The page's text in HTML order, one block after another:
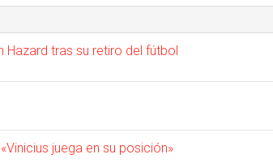
tras su retiro del fútbol
juega en su posición»